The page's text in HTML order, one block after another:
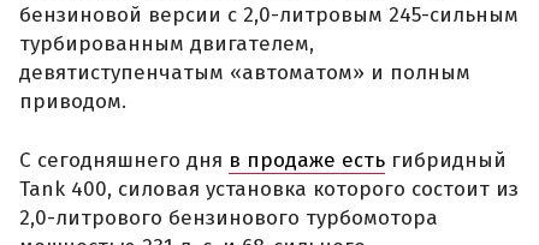
бензиновой версии с 2,0-литровым 245-сильным
турбированным двигателем,
девятиступенчатым «автоматом» и полным
приводом.
С сегодняшнего дня в продаже есть гибридный
Tank 400, силовая установка которого состоит из
2,0-литрового бензинового турбомотора